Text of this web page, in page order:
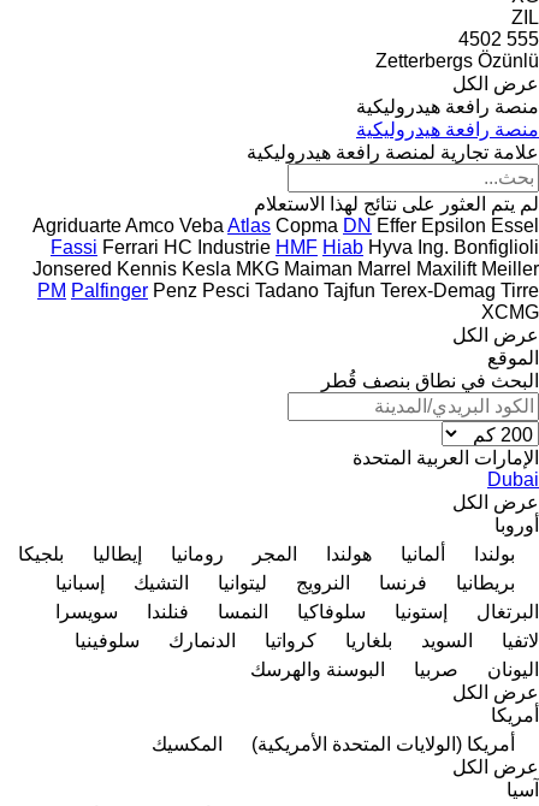
ZIL
555
4502
Zetterbergs Özünlü
عرض الكل
منصة رافعة هيدروليكية
منصة رافعة هيدروليكية
علامة تجارية لمنصة رافعة هيدروليكية
لم يتم العثور على نتائج لهذا الاستعلام
AgriduarteAmco Veba Atlas Copma DN Effer Epsilon Essel
Fassi Ferrari HC Industrie HMF Hiab Hyva Ing. Bonfiglioli
Jonsered Kennis Kesla MKG Maiman Marrel Maxilift Meiller
PM Palfinger Penz Pesci Tadano Tajfun Terex-Demag Tirre
XCMG
عرض الكل
الموقع
البحث في نطاق بنصف قُطر
الإمارات العربية المتحدة
Dubai
عرض الكل
أوروبا
بولندا
ألمانيا هولندا المجر رومانيا إيطاليا
بلجيكا
بريطانيا
فرنسا النرويج ليتوانيا التشيك
إسبانيا
البرتغال
إستونيا سلوفاكيا النمسا فنلندا
سويسرا
لاتفيا
السويد بلغاريا كرواتيا الدنمارك
سلوفينيا
اليونان
صربيا
البوسنة والهرسك
عرض الكل
أمريكا
أمريكا (الولايات المتحدة الأمريكية)
المكسيك
عرض الكل
آسيا